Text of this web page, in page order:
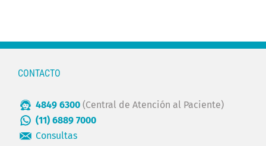
CONTACTO
4849 6300 (Central de Atención al Paciente)
(11) 6889 7000
Consultas